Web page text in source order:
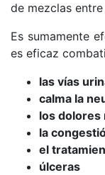
de mezclas
Es sumamente
es eficaz
las vías
calma la
los dolores
la
el
úlceras